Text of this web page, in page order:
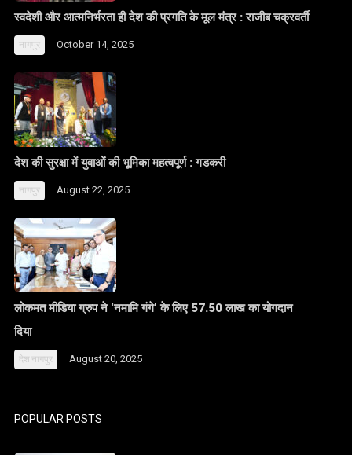
स्वदेशी और आत्मनिर्भरता ही देश की प्रगति के मूल मंत्र : राजीब चक्रवर्ती
नागपुर October 14, 2025
देश की सुरक्षा में युवाओं की भूमिका महत्वपूर्ण : गडकरी
नागपुर August 22, 2025
लोकमत मीडिया ग्रुप ने ‘नमामि गंगे’ के लिए 57.50 लाख का योगदान
दिया
देश नागपुर August 20, 2025
POPULAR POSTS